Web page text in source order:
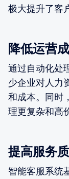
极大提升了客
降低运营
通过自动化处
少企业对人力
和成本。同时
理更复杂和高
提高服务
智能客服系统